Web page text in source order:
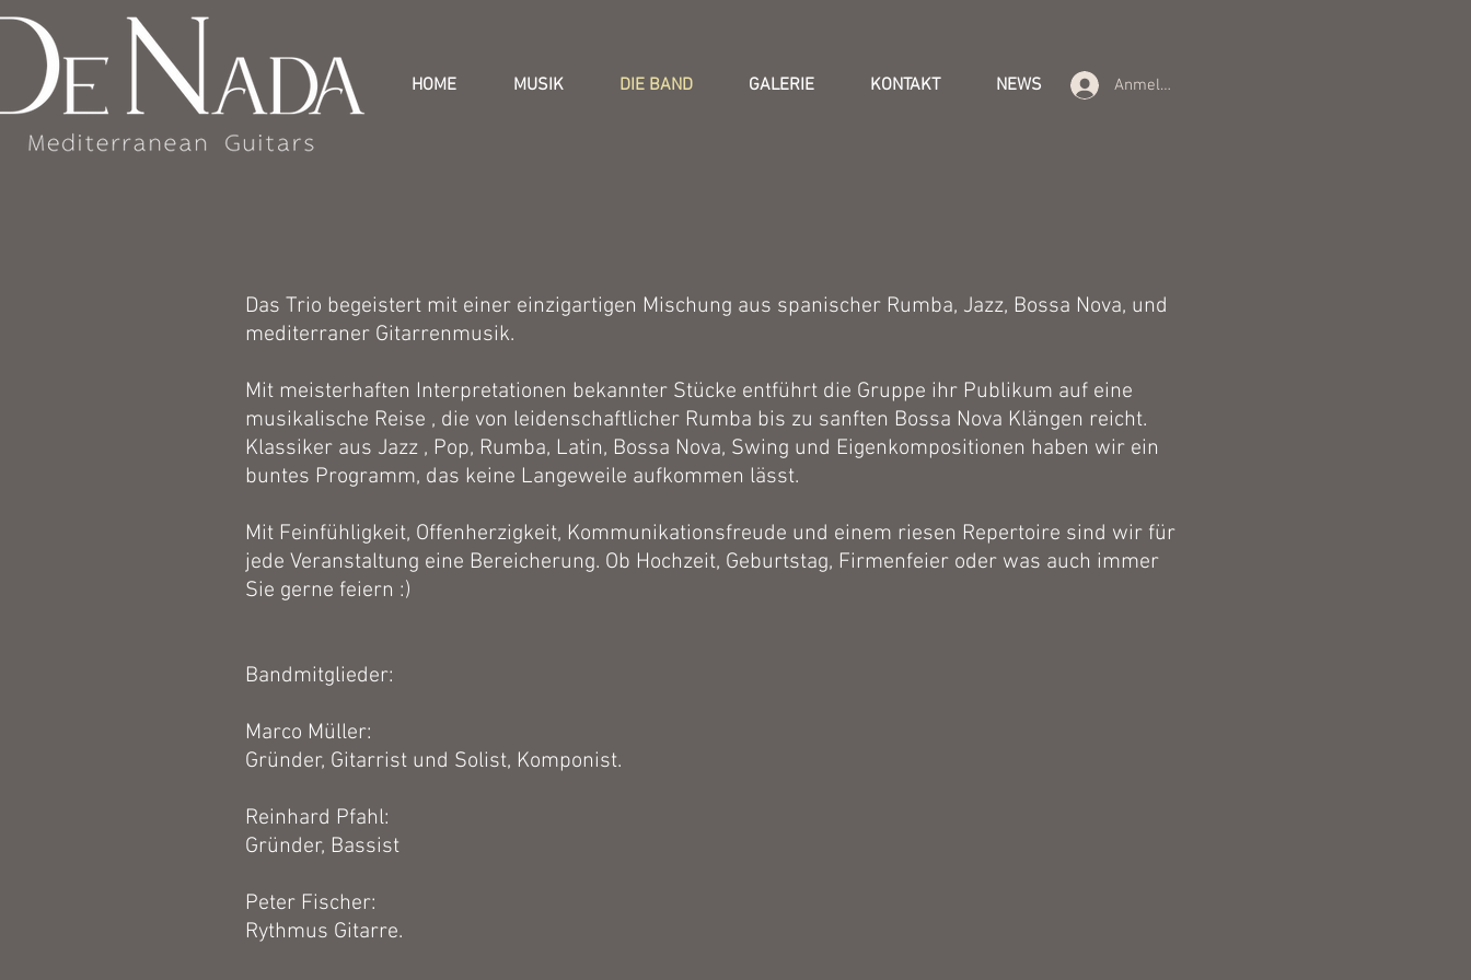
HOME MUSIK DIE BAND GALERIE KONTAKT NEWS Anmelden
Das Trio begeistert mit einer einzigartigen Mischung aus spanischer Rumba, Jazz, Bossa Nova, und
mediterraner Gitarrenmusik.
Mit meisterhaften Interpretationen bekannter Stücke entführt die Gruppe ihr Publikum auf eine
musikalische Reise , die von leidenschaftlicher Rumba bis zu sanften Bossa Nova Klängen reicht.
Klassiker aus Jazz , Pop, Rumba, Latin, Bossa Nova, Swing und Eigenkompositionen haben wir ein
buntes Programm, das keine Langeweile aufkommen lässt.
Mit Feinfühligkeit, Offenherzigkeit, Kommunikationsfreude und einem riesen Repertoire sind wir für
jede Veranstaltung eine Bereicherung. Ob Hochzeit, Geburtstag, Firmenfeier oder was auch immer
Sie gerne feiern :)
Bandmitglieder:
Marco Müller:
Gründer, Gitarrist und Solist, Komponist.
Reinhard Pfahl:
Gründer, Bassist
Peter Fischer:
Rythmus Gitarre.